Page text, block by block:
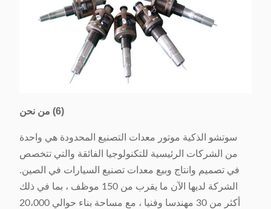
(6) من نحن
سوتشو الذكية موتور معدات التصنيع المحدودة هي واحدة
من الشركات الرئيسية للتكنولوجيا الفائقة والتي تتخصص
في تصميم وانتاج وبيع معدات تصنيع السيارات في الصين.
الشركة لديها الآن ما يقرب من 150 موظف ، بما في ذلك
أكثر من 30 مهندسا وفنيا ، مع مساحة بناء حوالي 20،000